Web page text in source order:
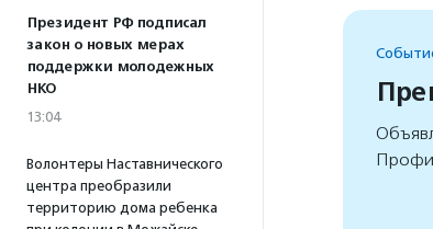
Президент РФ подписал
закон о новых мерах
поддержки молодежных
НКО
13:04
Волонтеры Наставнического
центра преобразили
территорию дома ребенка